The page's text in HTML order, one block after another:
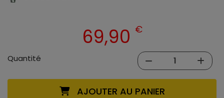
69,90 €
Quantité
AJOUTER AU PANIER